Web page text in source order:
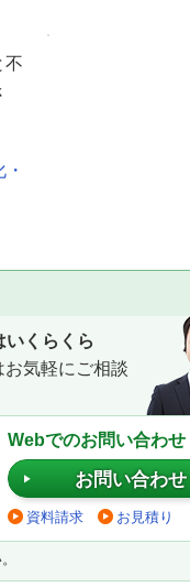
不
いくらくら
お気軽にご相談
Webでのお問い合わせ
お問い合わせ
資料請求 お見積り